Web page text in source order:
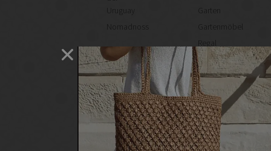
Uruguay
Nomadnoss
Garten
Gartenmöbel
Regal
selber
machen
Heimwerken
Renovieren
DIY
GESCHÄFTE
Bastelbedarf